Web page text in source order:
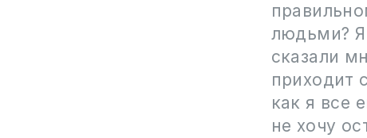
людьми? Я
сказали
приходит
как я все
не хочу